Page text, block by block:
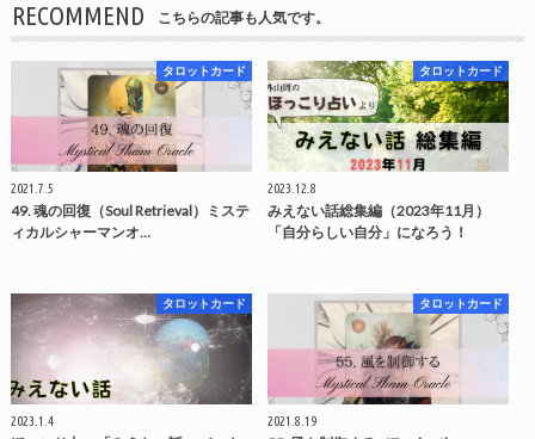
RECOMMEND こちらの記事も人気です。
タロットカード
2021.7.5
49. 魂の回復（Soul Retrieval）ミステ
ィカルシャーマンオ…
タロットカード
2023.12.8
みえない話総集編（2023年11月）
「自分らしい自分」になろう！
タロットカード
2023.1.4
タロットカード
2021.8.19